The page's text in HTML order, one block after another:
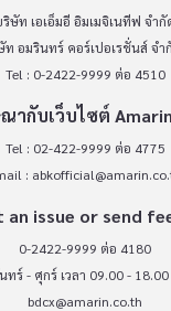
ษัท เอเอ็มอี อิมเมจิเนทีฟ จำกั
ท อมรินทร์ คอร์เปอเรชั่นส์ จ
Tel : 0-2422-9999 ต่อ 4510
ากับเว็บไซต์
Tel : 02-422-9999 ต่อ 4775
:
an issue or send
0-2422-9999 ต่อ 4180
ทร์ - ศุกร์ เวลา 09.00 -
bdcx@amarin.co.th